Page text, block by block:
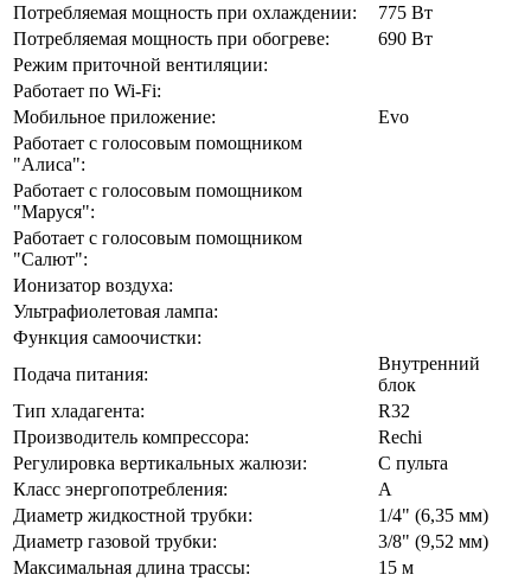
Потребляемая мощность при охлаждении:
775 Вт
Потребляемая мощность при обогреве:
690 Вт
Режим приточной вентиляции:
Работает по Wi-Fi:
Мобильное приложение:
Evo
Работает с голосовым помощником
"Алиса":
Работает с голосовым помощником
"Маруся":
Работает с голосовым помощником
"Салют":
Ионизатор воздуха:
Ультрафиолетовая лампа:
Функция самоочистки:
Подача питания:
Внутренний
блок
Тип хладагента:
R32
Производитель компрессора:
Rechi
Регулировка вертикальных жалюзи:
С пульта
Класс энергопотребления:
A
Диаметр жидкостной трубки:
1/4" (6,35 мм)
Диаметр газовой трубки:
3/8" (9,52 мм)
Максимальная длина трассы:
15 м